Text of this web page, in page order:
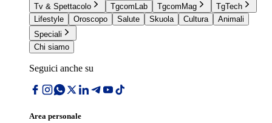
Tv & Spettacolo
TgcomLab TgcomMag
TgTech
Lifestyle
Oroscopo Salute Skuola Cultura
Animali
Speciali
Chi siamo
Seguici anche su
Area personale